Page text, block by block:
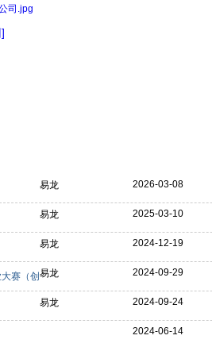
易龙 2026-03-08
易龙 2025-03-10
易龙 2024-12-19
赛（创 易龙 2024-09-29
易龙 2024-09-24
2024-06-14